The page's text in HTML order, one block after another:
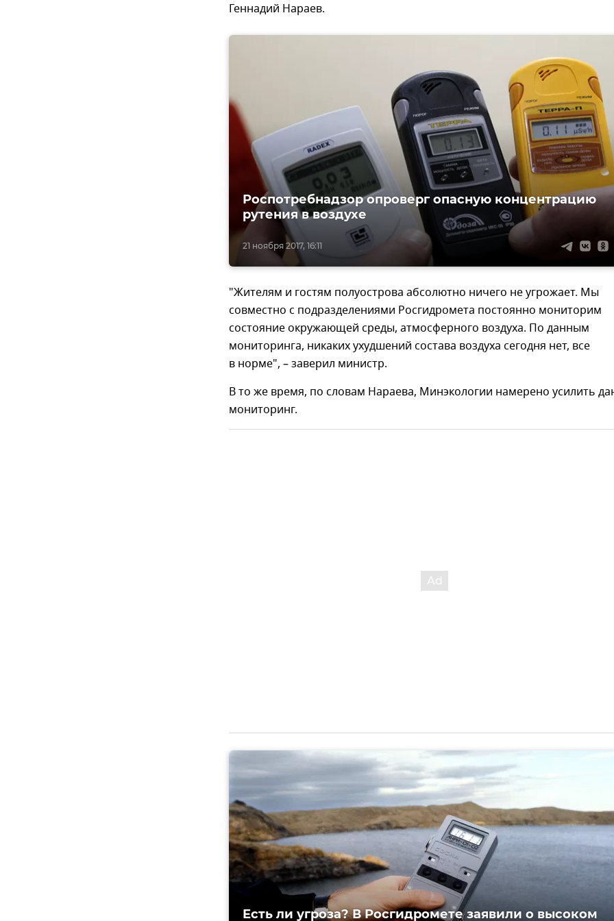
Геннадий Нараев.
21 ноября 2017, 16:11
Роспотребнадзор опроверг опасную концентрацию
рутения в воздухе
"Жителям и гостям полуострова абсолютно ничего не угрожает. Мы
совместно с подразделениями Росгидромета постоянно мониторим
состояние окружающей среды, атмосферного воздуха. По данным
мониторинга, никаких ухудшений состава воздуха сегодня нет, все
в норме", – заверил министр.
В то же время, по словам Нараева, Минэкологии намерено усилить
мониторинг.
Есть ли угроза? В Росгидромете заявили о высоком